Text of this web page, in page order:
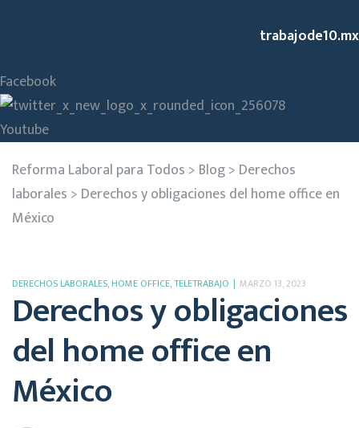
trabajode10.mx
Facebook
Youtube
Reforma Laboral para Todos > Blog> Derechos
laborales > Derechos y obligaciones del home office en
México
DERECHOS LABORALES,HOME OFFICE,TELETRABAJO MARZO 13, 2023
Derechos y obligaciones
del home office en
México